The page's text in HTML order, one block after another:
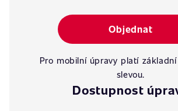
Objednat
Pro mobilní úpravy platí
slevou.
Dostupnost